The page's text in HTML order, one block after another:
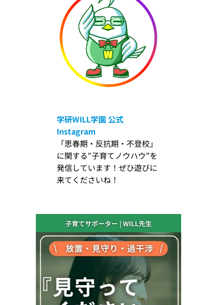
学研WILL学園 公式
Instagram
「思春期・反抗期・不登校」
に関する”子育てノウハウ”を
発信しています！ぜひ遊びに
来てくださいね！